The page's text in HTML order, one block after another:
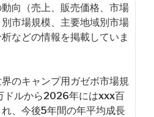
向（売上、販売価格、市場
市場規模、主要地域別市場
などの情報を掲載していま
のキャンプ用ガゼボ市場規
ルから2026年にはxxx百
、今後5年間の年平均成長